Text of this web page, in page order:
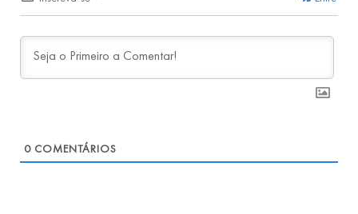
0 COMENTÁRIOS